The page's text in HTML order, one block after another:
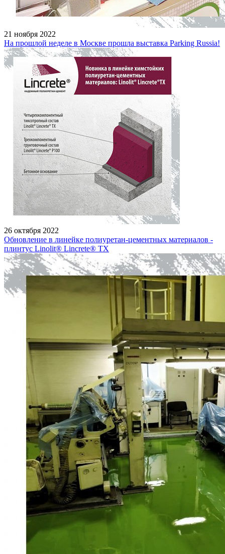
21 ноября 2022
На прошлой неделе в Москве прошла выставка Parking Russia!
26 октября 2022
Обновление в линейке полиуретан-цементных материалов -
плинтус Linolit® Lincrete® ТХ